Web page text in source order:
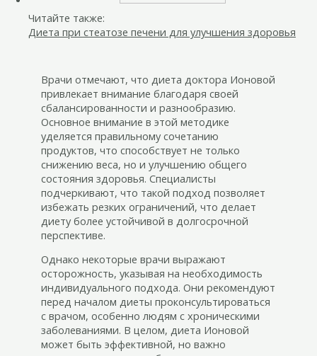
Читайте также:
Диета при стеатозе печени для улучшения здоровья
Врачи отмечают, что диета доктора Ионовой
привлекает внимание благодаря своей
сбалансированности и разнообразию.
Основное внимание в этой методике
уделяется правильному сочетанию
продуктов, что способствует не только
снижению веса, но и улучшению общего
состояния здоровья. Специалисты
подчеркивают, что такой подход позволяет
избежать резких ограничений, что делает
диету более устойчивой в долгосрочной
перспективе.
Однако некоторые врачи выражают
осторожность, указывая на необходимость
индивидуального подхода. Они рекомендуют
перед началом диеты проконсультироваться
с врачом, особенно людям с хроническими
заболеваниями. В целом, диета Ионовой
может быть эффективной, но важно